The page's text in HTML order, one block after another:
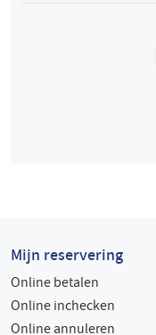
Mijn reservering
Online betalen
Online inchecken
Online annuleren